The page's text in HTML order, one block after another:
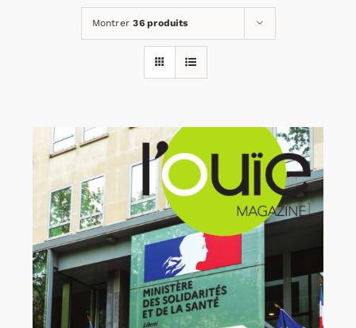
Annonces emploi
Montrer36 produits